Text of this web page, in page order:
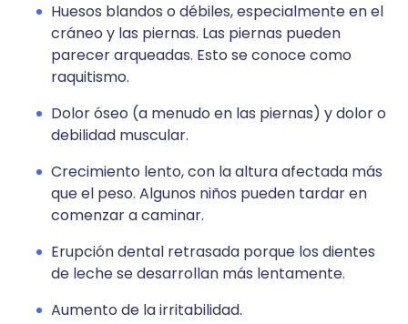
Huesos blandos o débiles, especialmente en el
cráneo y las piernas. Las piernas pueden
parecer arqueadas. Esto se conoce como
raquitismo.
Dolor óseo (a menudo en las piernas) y dolor o
debilidad muscular.
Crecimiento lento, con la altura afectada más
que el peso. Algunos niños pueden tardar en
comenzar a caminar.
Erupción dental retrasada porque los dientes
de leche se desarrollan más lentamente.
Aumento de la irritabilidad.